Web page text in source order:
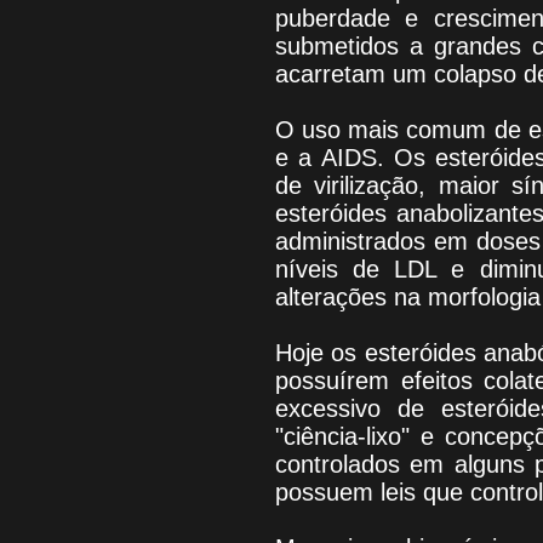
puberdade e
submetidos a grandes
acarretam um colapso
O uso mais comum de
e a AIDS. Os
de virilização, maior
esteróides
administrados em
níveis de LDL e
alterações na
Hoje os esteróides
possuírem efeitos
excessivo de
"ciência-lixo" e
controlados em alguns
possuem leis que